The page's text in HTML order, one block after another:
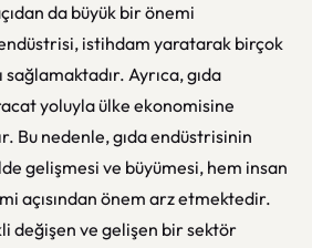
da büyük bir önemi
istihdam yaratarak birçok
Ayrıca, gıda
yoluyla ülke ekonomisine
Bu nedenle, gıda endüstrisinin
gelişmesi ve büyümesi, hem insan
açısından önem arz etmektedir.
değişen ve gelişen bir sektör